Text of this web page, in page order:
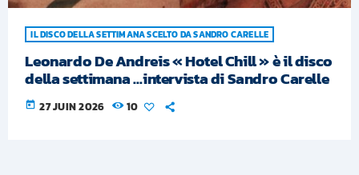
IL DISCO DELLA SETTIMANA SCELTO DA SANDRO CARELLE
Leonardo De Andreis « Hotel Chill » è il disco
della settimana …intervista di Sandro Carelle
today 27 JUIN 2026 10